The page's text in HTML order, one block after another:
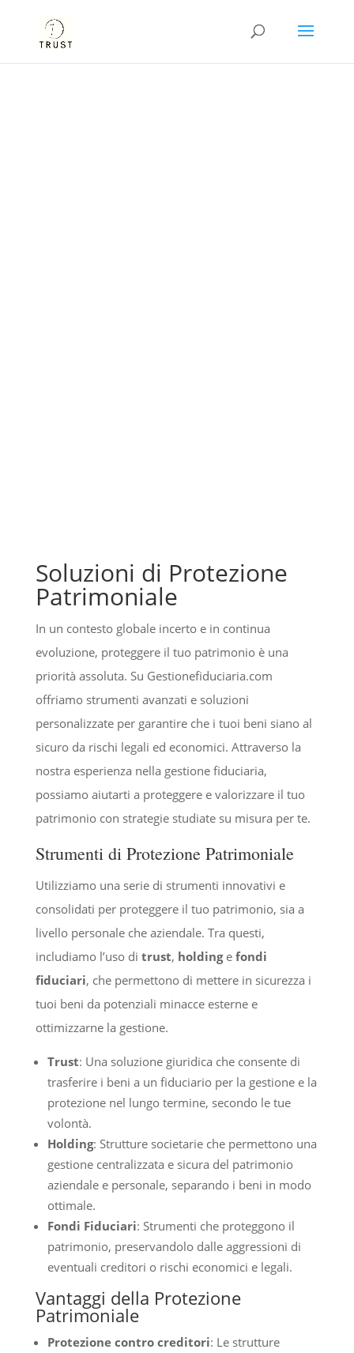
Soluzioni di Protezione
Patrimoniale
In un contesto globale incerto e in continua
evoluzione, proteggere il tuo patrimonio è una
priorità assoluta. Su Gestionefiduciaria.com
offriamo strumenti avanzati e soluzioni
personalizzate per garantire che i tuoi beni siano al
sicuro da rischi legali ed economici. Attraverso la
nostra esperienza nella gestione fiduciaria,
possiamo aiutarti a proteggere e valorizzare il tuo
patrimonio con strategie studiate su misura per te.
Strumenti di Protezione Patrimoniale
Utilizziamo una serie di strumenti innovativi e
consolidati per proteggere il tuo patrimonio, sia a
livello personale che aziendale. Tra questi,
includiamo l’uso di trust, holdinge fondi
fiduciari, che permettono di mettere in sicurezza i
tuoi beni da potenziali minacce esterne e
ottimizzarne la gestione.
Trust: Una soluzione giuridica che consente di
trasferire i beni a un fiduciario per la gestione e la
protezione nel lungo termine, secondo le tue
volontà.
Holding: Strutture societarie che permettono una
gestione centralizzata e sicura del patrimonio
aziendale e personale, separando i beni in modo
ottimale.
Fondi Fiduciari: Strumenti che proteggono il
patrimonio, preservandolo dalle aggressioni di
eventuali creditori o rischi economici e legali.
Vantaggi della Protezione
Patrimoniale
Protezione contro creditori: Le strutture